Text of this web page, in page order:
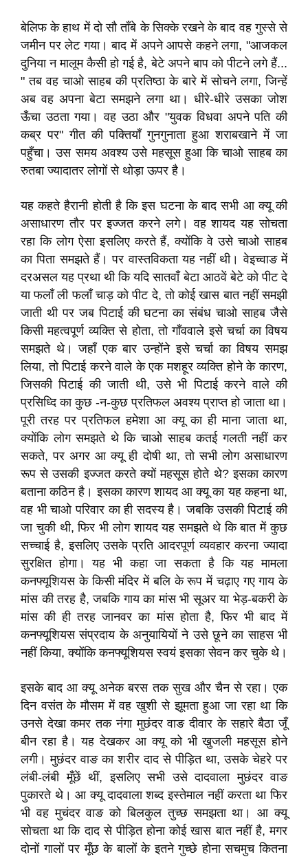
बेलिफ के हाथ में दो सौ ताँबे के सिक्के रखने के बाद वह गुस्से से
जमीन पर लेट गया। बाद में अपने आपसे कहने लगा, "आजकल
दुनिया न मालूम कैसी हो गई है, बेटे अपने बाप को पीटने लगे हैं...
" तब वह चाओ साहब की प्रतिष्ठा के बारे में सोचने लगा, जिन्हें
अब वह अपना बेटा समझने लगा था। धीरे-धीरे उसका जोश
ऊँचा उठता गया। वह उठा और "युवक विधवा अपने पति की
कब्र पर" गीत की पक्तियाँ गुनगुनाता हुआ शराबखाने में जा
पहुँचा। उस समय अवश्य उसे महसूस हुआ कि चाओ साहब का
रुतबा ज्यादातर लोगों से थोड़ा ऊपर है।
यह कहते हैरानी होती है कि इस घटना के बाद सभी आ क्यू की
असाधारण तौर पर इज्जत करने लगे। वह शायद यह सोचता
रहा कि लोग ऐसा इसलिए करते हैं, क्योंकि वे उसे चाओ साहब
का पिता समझते हैं। पर वास्तविकता यह नहीं थी। वेइच्वाङ में
दरअसल यह प्रथा थी कि यदि सातवाँ बेटा आठवें बेटे को पीट दे
या फलाँ ली फलाँ चाड़ को पीट दे, तो कोई खास बात नहीं समझी
जाती थी पर जब पिटाई की घटना का संबंध चाओ साहब जैसे
किसी महत्वपूर्ण व्यक्ति से होता, तो गाँववाले इसे चर्चा का विषय
समझते थे। जहाँ एक बार उन्होंने इसे चर्चा का विषय समझ
लिया, तो पिटाई करने वाले के एक मशहूर व्यक्ति होने के कारण,
जिसकी पिटाई की जाती थी, उसे भी पिटाई करने वाले की
प्रसिध्दि का कुछ -न-कुछ प्रतिफल अवश्य प्राप्त हो जाता था।
पूरी तरह पर प्रतिफल हमेशा आ क्यू का ही माना जाता था,
क्योंकि लोग समझते थे कि चाओ साहब कतई गलती नहीं कर
सकते, पर अगर आ क्यू ही दोषी था, तो सभी लोग असाधारण
रूप से उसकी इज्जत करते क्यों महसूस होते थे? इसका कारण
बताना कठिन है। इसका कारण शायद आ क्यू का यह कहना था,
वह भी चाओ परिवार का ही सदस्य है। जबकि उसकी पिटाई की
जा चुकी थी, फिर भी लोग शायद यह समझते थे कि बात में कुछ
सच्चाई है, इसलिए उसके प्रति आदरपूर्ण व्यवहार करना ज्यादा
सुरक्षित होगा। यह भी कहा जा सकता है कि यह मामला
कनफ्यूशियस के किसी मंदिर में बलि के रूप में चढ़ाए गए गाय के
मांस की तरह है, जबकि गाय का मांस भी सूअर या भेड़-बकरी के
मांस की ही तरह जानवर का मांस होता है, फिर भी बाद में
कनफ्यूशियस संप्रदाय के अनुयायियों ने उसे छूने का साहस भी
नहीं किया, क्योंकि कनफ्यूशियस स्वयं इसका सेवन कर चुके थे।
इसके बाद आ क्यू अनेक बरस तक सुख और चैन से रहा। एक
दिन वसंत के मौसम में वह खुशी से झूमता हुआ जा रहा था कि
उनसे देखा कमर तक नंगा मुछंदर वाङ दीवार के सहारे बैठा जूँ
बीन रहा है। यह देखकर आ क्यू को भी खुजली महसूस होने
लगी। मुछंदर वाङ का शरीर दाद से पीड़ित था, उसके चेहरे पर
लंबी-लंबी मूँछें थीं, इसलिए सभी उसे दादवाला मुछंदर वाङ
पुकारते थे। आ क्यू दादवाला शब्द इस्तेमाल नहीं करता था फिर
भी वह मुचंदर वाङ को बिलकुल तुच्छ समझता था। आ क्यू
सोचता था कि दाद से पीड़ित होना कोई खास बात नहीं है, मगर
दोनों गालों पर मूँछ के बालों के इतने गुच्छे होना सचमुच कितना